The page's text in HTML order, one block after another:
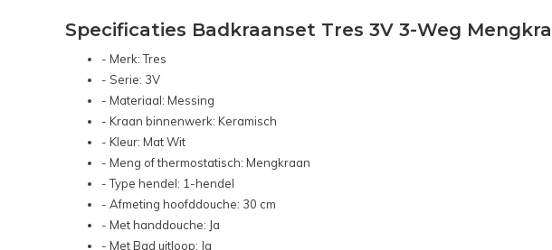
Specificaties Badkraanset Tres 3V 3-Weg
- Merk: Tres
- Serie: 3V
- Materiaal: Messing
- Kraan binnenwerk: Keramisch
- Kleur: Mat Wit
- Meng of thermostatisch: Mengkraan
- Type hendel: 1-hendel
- Afmeting hoofddouche: 30 cm
- Met handdouche: Ja
- Met Bad uitloop: Ja